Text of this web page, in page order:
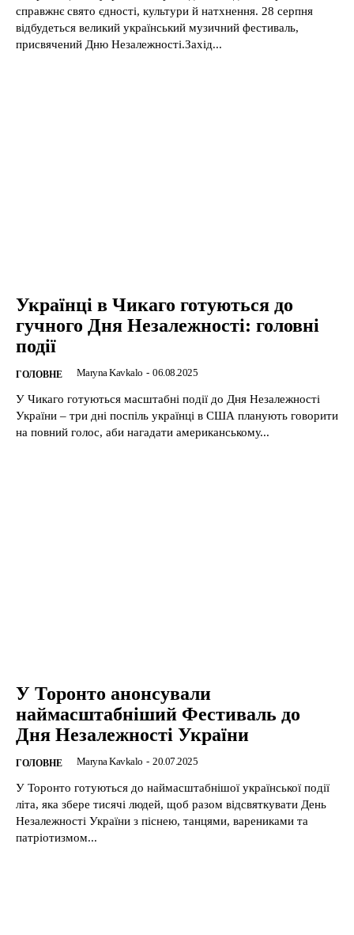
справжнє свято єдності, культури й натхнення. 28 серпня
відбудеться великий український музичний фестиваль,
присвячений Дню Незалежності.Захід...
Українці в Чикаго готуються до
гучного Дня Незалежності: головні
події
ГОЛОВНЕ Maryna Kavkalo - 06.08.2025
У Чикаго готуються масштабні події до Дня Незалежності
України – три дні поспіль українці в США планують говорити
на повний голос, аби нагадати американському...
У Торонто анонсували
наймасштабніший Фестиваль до
Дня Незалежності України
ГОЛОВНЕ Maryna Kavkalo - 20.07.2025
У Торонто готуються до наймасштабнішої української події
літа, яка збере тисячі людей, щоб разом відсвяткувати День
Незалежності України з піснею, танцями, варениками та
патріотизмом...